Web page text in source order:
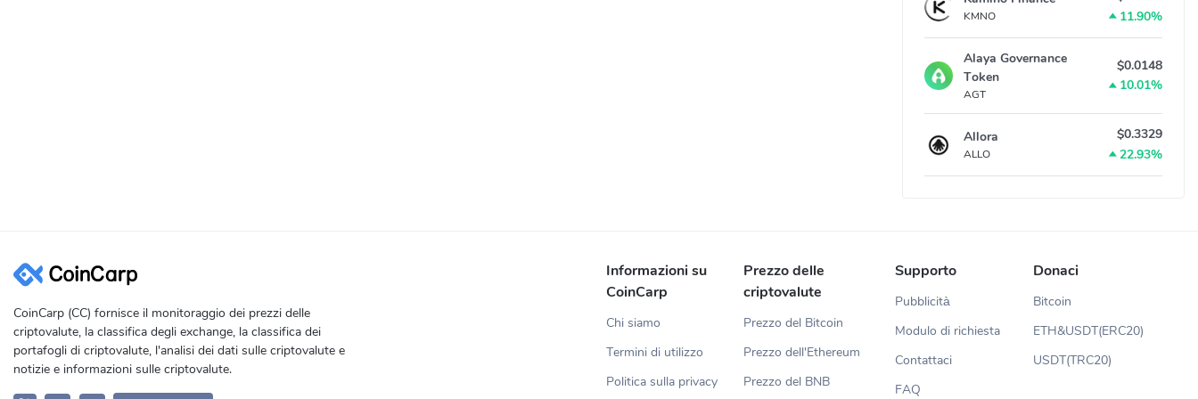
KMNO
11.90%
Alaya Governance
Token
AGT
$0.0148
10.01%
Allora
ALLO
$0.3329
22.93%
CoinCarp (CC) fornisce il monitoraggio dei prezzi delle
criptovalute, la classifica degli exchange, la classifica dei
portafogli di criptovalute, l'analisi dei dati sulle criptovalute e
notizie e informazioni sulle criptovalute.
Informazioni su
CoinCarp
Chi siamo
Termini di utilizzo
Politica sulla privacy
Prezzo delle
criptovalute
Prezzo del Bitcoin
Prezzo dell'Ethereum
Prezzo del BNB
Supporto
Pubblicità
Modulo di richiesta
Contattaci
FAQ
Donaci
Bitcoin
ETH&USDT(ERC20)
USDT(TRC20)